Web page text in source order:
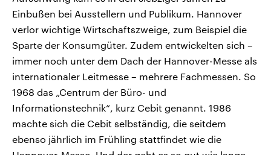
Einbußen bei Ausstellern und Publikum. Hannover
verlor wichtige Wirtschaftszweige, zum Beispiel die
Sparte der Konsumgüter. Zudem entwickelten sich –
immer noch unter dem Dach der Hannover-Messe als
internationaler Leitmesse – mehrere Fachmessen. So
1968 das „Centrum der Büro- und
Informationstechnik“, kurz Cebit genannt. 1986
machte sich die Cebit selbständig, die seitdem
ebenso jährlich im Frühling stattfindet wie die